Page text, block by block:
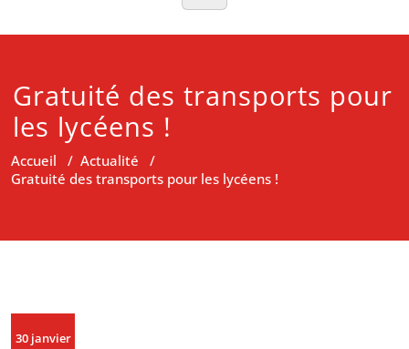
Gratuité des transports pour
les lycéens !
Accueil / Actualité /
Gratuité des transports pour les lycéens !
30 janvier